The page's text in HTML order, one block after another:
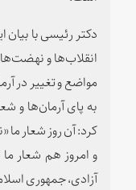
دکتر رئیسی با بیان
انقلاب‌ها و
مواضع و تغییر در
به پای آرمان‌ها و
کرد‌: آن روز شعار
و امروز هم شعار
آزادی، جمهوری